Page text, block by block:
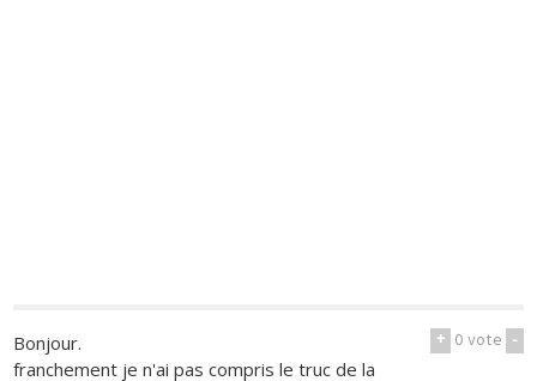
+ 0vote -
Bonjour.
franchement je n'ai pas compris le truc de la